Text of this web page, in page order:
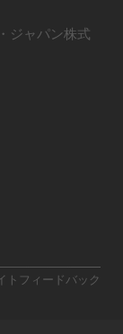
ジャパン株式
トフィードバック